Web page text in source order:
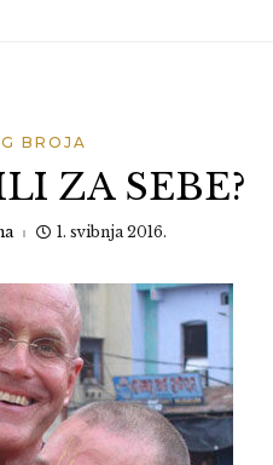
BROJA
ZA SEBE?
1. svibnja 2016.